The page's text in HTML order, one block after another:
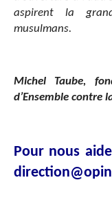
aspirent la
musulmans.
Michel Taube,
d’Ensemble contre
Pour nous